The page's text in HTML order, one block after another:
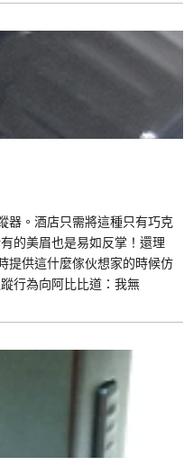
器。酒店只需將這種只有巧克
的美眉也是易如反掌！還理
提供這什麼傢伙想家的時候仿
行為向阿比比道：我無